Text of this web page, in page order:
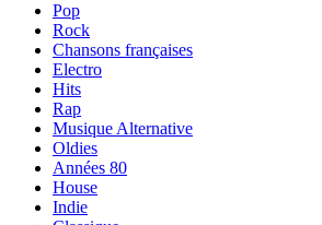
Pop
Rock
Chansons françaises
Electro
Hits
Rap
Musique Alternative
Oldies
Années 80
House
Indie